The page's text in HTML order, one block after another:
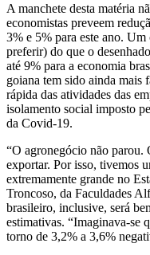
A manchete desta matéria
economistas preveem
3% e 5% para este ano.
preferir) do que o
até 9% para a economia
goiana tem sido ainda mais
rápida das atividades das
isolamento social imposto
da Covid-19.
“O agronegócio não parou.
exportar. Por isso, tivemos
extremamente grande no
Troncoso, da Faculdades
brasileiro, inclusive, será
estimativas. “Imaginava-se
torno de 3,2% a 3,6%